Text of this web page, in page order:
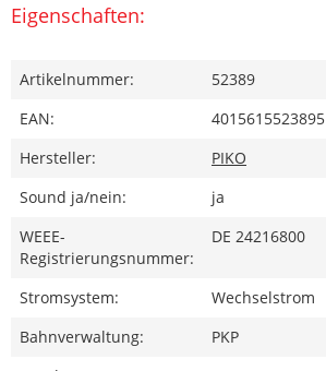
Eigenschaften:
Artikelnummer:
52389
EAN:
4015615523895
Hersteller:
PIKO
Sound ja/nein:
ja
WEEE-
Registrierungsnummer:
DE 24216800
Stromsystem:
Wechselstrom
Bahnverwaltung:
PKP